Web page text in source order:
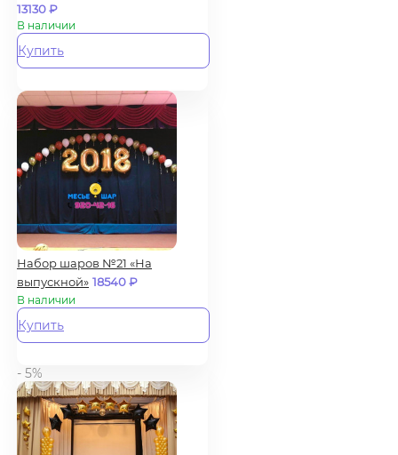
13130₽
В наличии
Купить
Набор шаров №21 «На
выпускной» 18540₽
В наличии
Купить
- 5%